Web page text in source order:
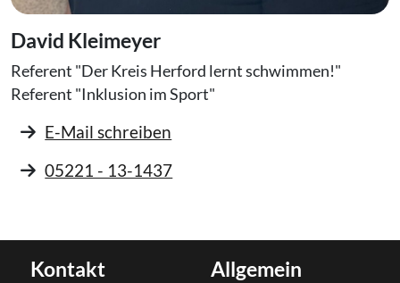
David Kleimeyer
Referent "Der Kreis Herford lernt schwimmen!"
Referent "Inklusion im Sport"
E-Mail schreiben
05221 - 13-1437
Kontakt Allgemein